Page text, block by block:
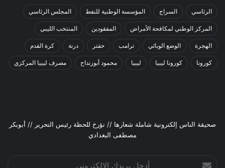
الرئاسي السراج المؤسسة الوطنية للنفط المجلس الرئاسي
المركز الوطني لمكافحة الأمراض المفقودين المنتخب الليبي
الهجرة الوضع الوبائي ترامب حفتر درنة كرة القدم
كورونا كورونا ليبيا ليبيا محمود أبوزنداح مصرف ليبيا المركزي
صحيقة الناس إلكترونية شاملة شعارها // نؤرخ للحظة رئيس التحرير // أبوبكر
مصطفى البغدادي